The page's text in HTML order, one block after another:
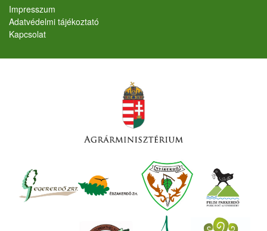
Lábléc
Impresszum
Adatvédelmi tájékoztató
Kapcsolat